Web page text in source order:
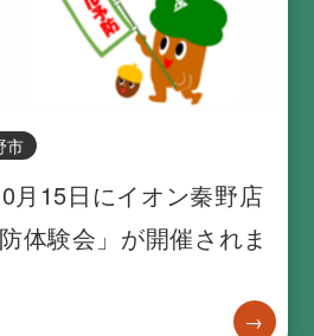
市
月15日にイオン秦野店
体験会」が開催されま
→